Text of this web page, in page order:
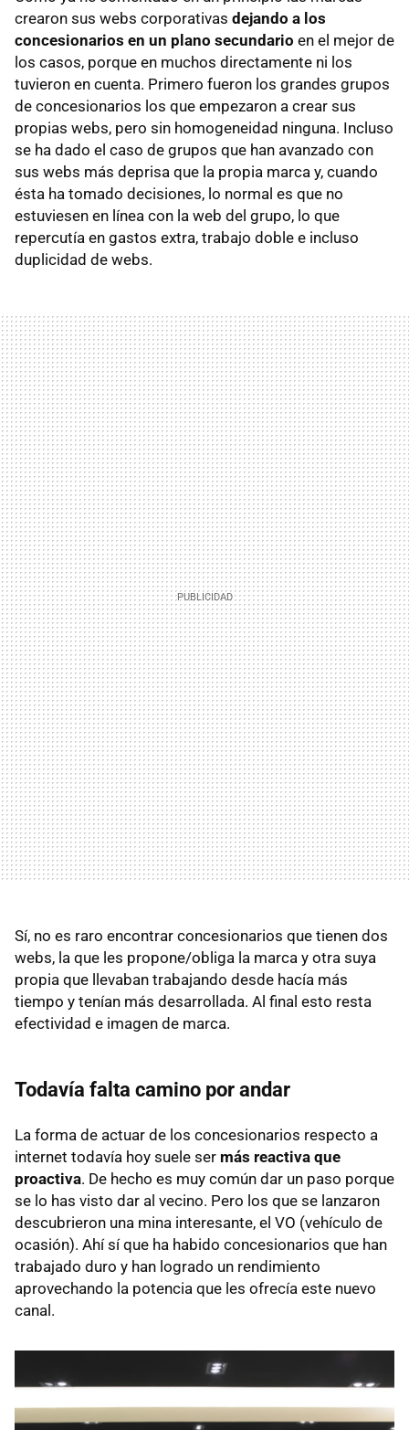
crearon sus webs corporativas dejando a los
concesionarios en un plano secundario en el mejor de
los casos, porque en muchos directamente ni los
tuvieron en cuenta. Primero fueron los grandes grupos
de concesionarios los que empezaron a crear sus
propias webs, pero sin homogeneidad ninguna. Incluso
se ha dado el caso de grupos que han avanzado con
sus webs más deprisa que la propia marca y, cuando
ésta ha tomado decisiones, lo normal es que no
estuviesen en línea con la web del grupo, lo que
repercutía en gastos extra, trabajo doble e incluso
duplicidad de webs.
Sí, no es raro encontrar concesionarios que tienen dos
webs, la que les propone/obliga la marca y otra suya
propia que llevaban trabajando desde hacía más
tiempo y tenían más desarrollada. Al final esto resta
efectividad e imagen de marca.
Todavía falta camino por andar
La forma de actuar de los concesionarios respecto a
internet todavía hoy suele ser más reactiva que
proactiva. De hecho es muy común dar un paso porque
se lo has visto dar al vecino. Pero los que se lanzaron
descubrieron una mina interesante, el VO (vehículo de
ocasión). Ahí sí que ha habido concesionarios que han
trabajado duro y han logrado un rendimiento
aprovechando la potencia que les ofrecía este nuevo
canal.